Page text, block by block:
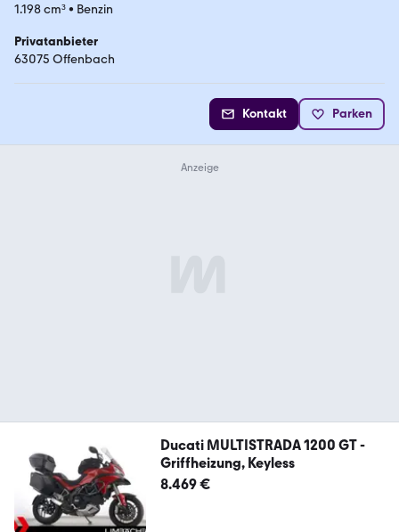
1.198 cm³• Benzin
Privatanbieter
63075 Offenbach
Kontakt Parken
Ducati MULTISTRADA 1200 GT -
Griffheizung, Keyless
8.469 €